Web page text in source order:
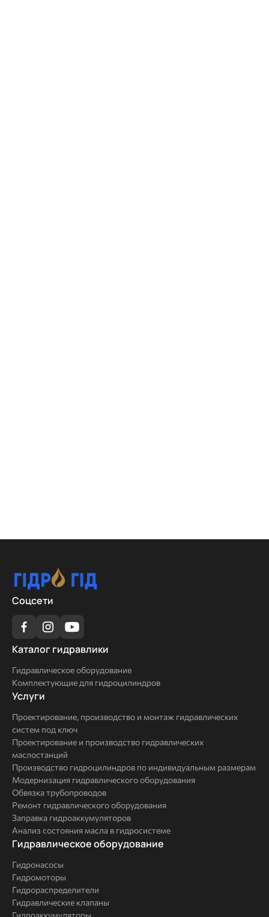
Соцсети
Каталог
Каталог гидравлики
Гидравлическое оборудование
Комплектующие для гидроцилиндров
Услуги
Услуги
Проектирование, производство и монтаж гидравлических
систем под ключ
Проектирование и производство гидравлических
маслостанций
Производство гидроцилиндров по индивидуальным размерам
Модернизация гидравлического оборудования
Обвязка трубопроводов
Ремонт гидравлического оборудования
Заправка гидроаккумуляторов
Анализ состояния масла в гидросистеме
Комплексные
Гидравлическое оборудование
Гидронасосы
Гидромоторы
Гидрораспределители
Гидравлические клапаны
Гидроаккумуляторы